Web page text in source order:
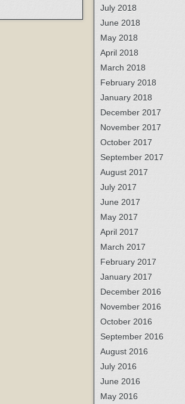
July 2018
June 2018
May 2018
April 2018
March 2018
February 2018
January 2018
December 2017
November 2017
October 2017
September 2017
August 2017
July 2017
June 2017
May 2017
April 2017
March 2017
February 2017
January 2017
December 2016
November 2016
October 2016
September 2016
August 2016
July 2016
June 2016
May 2016